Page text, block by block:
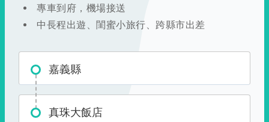
專車到府，機場接送
中長程出遊、閨蜜小旅行、跨縣市出差
嘉義縣
真珠大飯店